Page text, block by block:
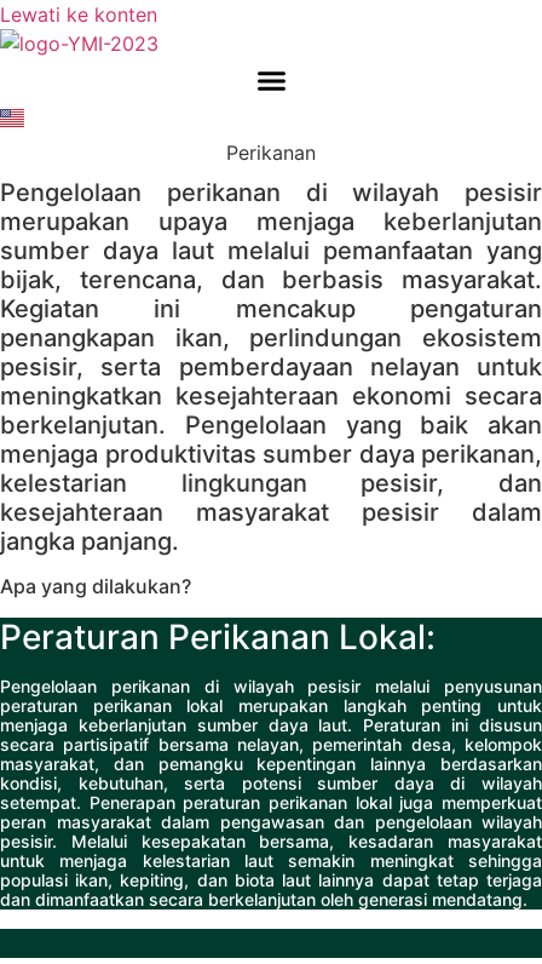
Lewati ke konten
Perikanan
Pengelolaan perikanan di wilayah pesisir
merupakan upaya menjaga keberlanjutan
sumber daya laut melalui pemanfaatan yang
bijak, terencana, dan berbasis masyarakat.
Kegiatan ini mencakup pengaturan
penangkapan ikan, perlindungan ekosistem
pesisir, serta pemberdayaan nelayan untuk
meningkatkan kesejahteraan ekonomi secara
berkelanjutan. Pengelolaan yang baik akan
menjaga produktivitas sumber daya perikanan,
kelestarian lingkungan pesisir, dan
kesejahteraan masyarakat pesisir dalam
jangka panjang.
Apa yang dilakukan?
Peraturan Perikanan Lokal:
Pengelolaan perikanan di wilayah pesisir melalui penyusunan
peraturan perikanan lokal merupakan langkah penting untuk
menjaga keberlanjutan sumber daya laut. Peraturan ini disusun
secara partisipatif bersama nelayan, pemerintah desa, kelompok
masyarakat, dan pemangku kepentingan lainnya berdasarkan
kondisi, kebutuhan, serta potensi sumber daya di wilayah
setempat. Penerapan peraturan perikanan lokal juga memperkuat
peran masyarakat dalam pengawasan dan pengelolaan wilayah
pesisir. Melalui kesepakatan bersama, kesadaran masyarakat
untuk menjaga kelestarian laut semakin meningkat sehingga
populasi ikan, kepiting, dan biota laut lainnya dapat tetap terjaga
dan dimanfaatkan secara berkelanjutan oleh generasi mendatang.